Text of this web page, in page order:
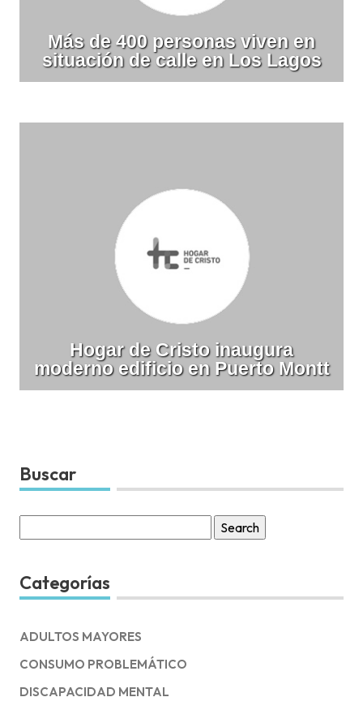
Más de 400 personas viven en
situación de calle en Los Lagos
Hogar de Cristo inaugura
moderno edificio en Puerto Montt
Buscar
for:
Categorías
ADULTOS MAYORES
CONSUMO PROBLEMÁTICO
DISCAPACIDAD MENTAL